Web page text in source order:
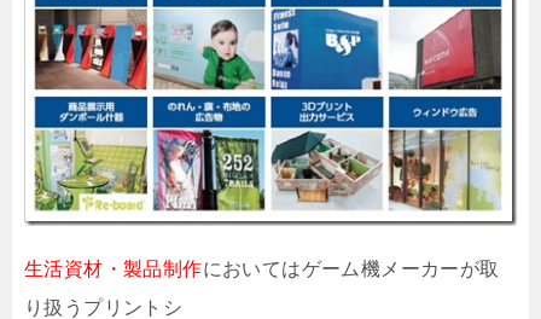
生活資材・製品制作においてはゲーム機メーカーが取
り扱うプリントシ